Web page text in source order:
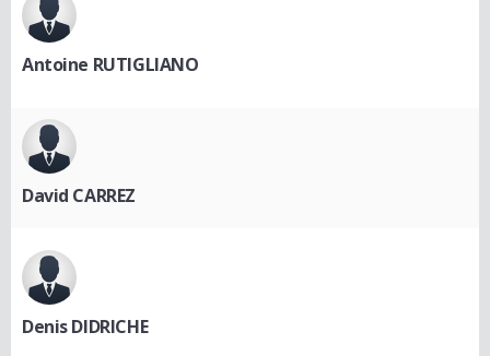
Antoine RUTIGLIANO
David CARREZ
Denis DIDRICHE